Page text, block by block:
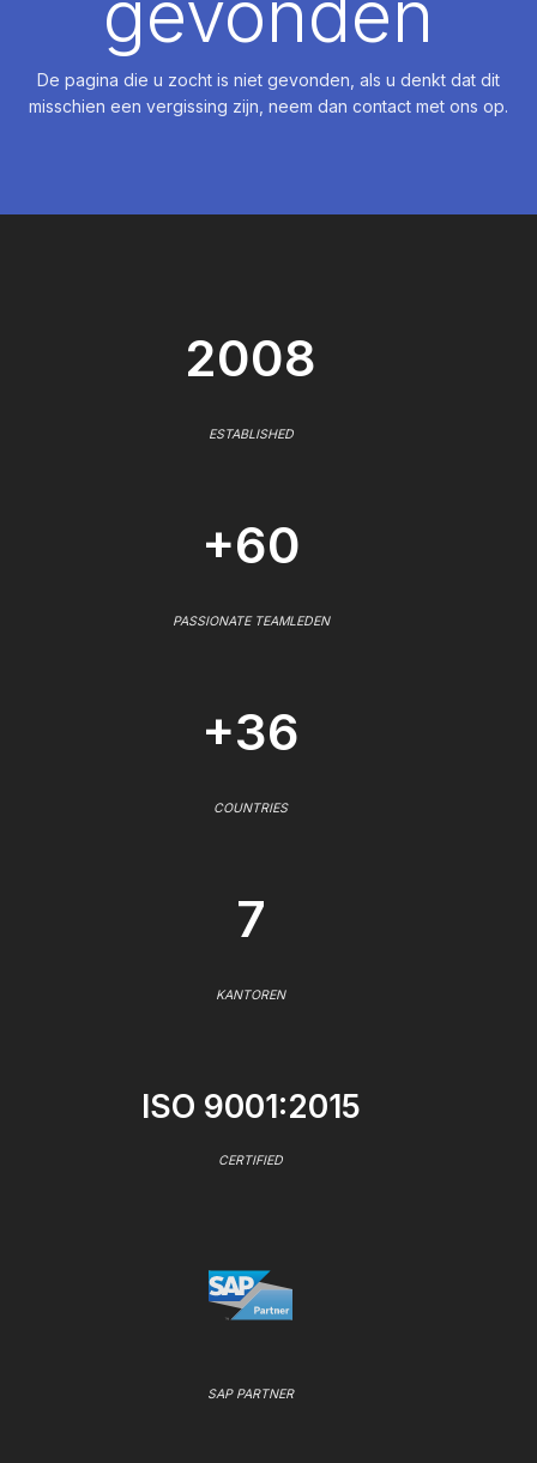
De pagina die u zocht is niet gevonden, als u denkt dat dit
misschien een vergissing zijn, neem dan contact met ons op.
2008
ESTABLISHED
+60
PASSIONATE TEAMLEDEN
+36
COUNTRIES
7
KANTOREN
ISO 9001:2015
CERTIFIED
SAP PARTNER